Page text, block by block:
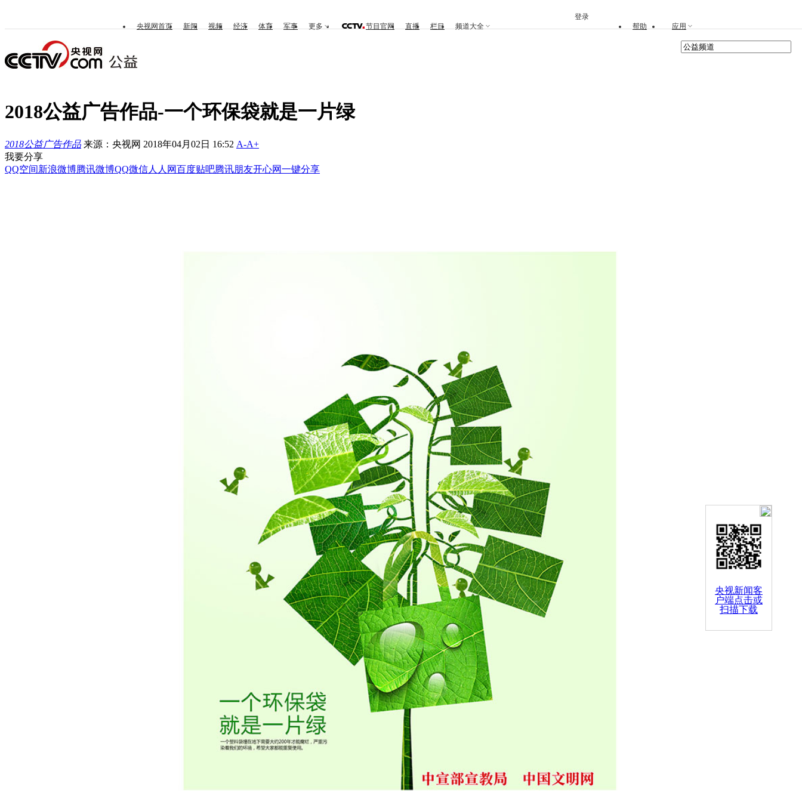
央视新闻客
户端点击或
扫描下载
央视网首页 新闻 视频 经济 体育 军事 更多 节目官网 直播 栏目 频道大全 帮助 应用
登录
2018公益广告作品-一个环保袋就是一片绿
2018公益广告作品 来源：央视网 2018年04月02日 16:52 A-A+
我要分享
QQ空间新浪微博腾讯微博QQ微信人人网百度贴吧腾讯朋友开心网一键分享